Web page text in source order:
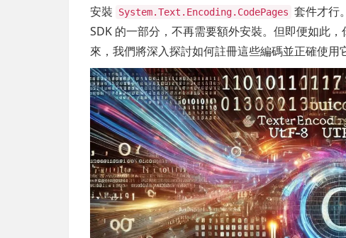
安裝
System.Text.Encoding.CodePages 套件才行
SDK 的一部分，不再需要額外安裝。但即便如此
來，我們將深入探討如何註冊這些編碼並正確使用